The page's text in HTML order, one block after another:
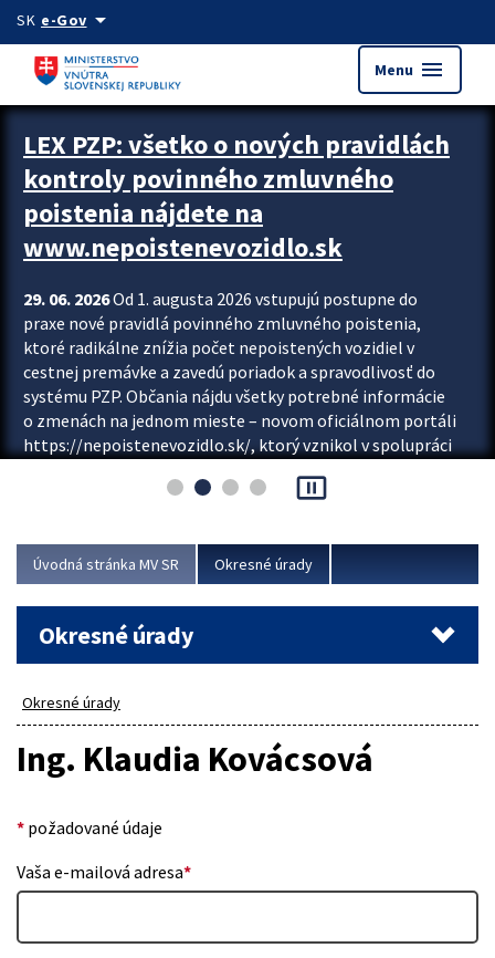
Preskocit na hlavný obsah
SK e-Govarrow_drop_down
Menu menu
Zastavit automatický posun upútavok
LEX PZP: všetko o nových pravidlách
kontroly povinného zmluvného
poistenia nájdete na
www.nepoistenevozidlo.sk
29. 06. 2026Od 1. augusta 2026 vstupujú postupne do
praxe nové pravidlá povinného zmluvného poistenia,
ktoré radikálne znížia počet nepoistených vozidiel v
cestnej premávke a zavedú poriadok a spravodlivosť do
systému PZP. Občania nájdu všetky potrebné informácie
o zmenách na jednom mieste – novom oficiálnom portáli
https://nepoistenevozidlo.sk/, ktorý vznikol v spolupráci
asociácie poisťovní (SLASPO) a Ministerstva vnútra SR.
Viac
pause_presentation
Úvodná stránka MV SR Okresné úrady
Okresné úrady
Okresné úrady
Ing. Klaudia Kovácsová
* požadované údaje
Vaša e-mailová adresa*